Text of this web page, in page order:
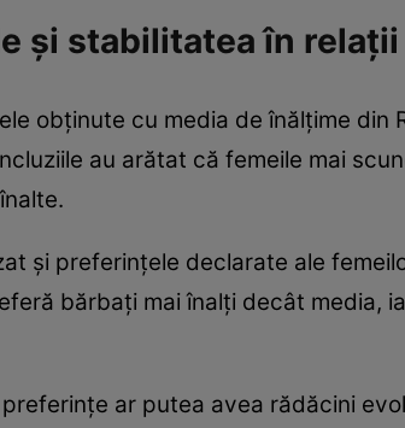
și stabilitatea în relații
obținute cu media de înălțime din
au arătat că femeile mai
și preferințele declarate ale
bărbați mai înalți decât media,
ar putea avea rădăcini